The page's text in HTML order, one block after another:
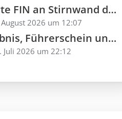
Stirnwand durch Blechschild ersetzen
2026 um 12:07
Führerschein und Lappen
Juli 2026 um 22:12